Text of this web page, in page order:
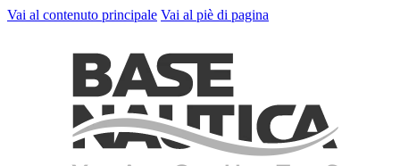
Vai al contenuto principale Vai al piè di pagina